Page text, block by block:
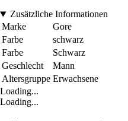
Zusätzliche Informationen
Marke
Gore
Farbe
schwarz
Farbe
Schwarz
Geschlecht
Mann
Altersgruppe Erwachsene
Loading...
Loading...